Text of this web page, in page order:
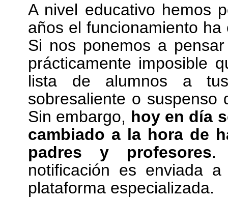
A nivel educativo hemos
años el funcionamiento
Si nos ponemos a
prácticamente imposible
lista de alumnos a
sobresaliente o suspenso
Sin embargo, hoy en día
cambiado a la hora de
padres y profesores.
notificación es enviada
plataforma especializada.